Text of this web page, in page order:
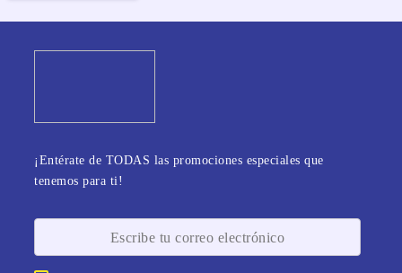
¡Entérate de TODAS las promociones especiales que
tenemos para ti!